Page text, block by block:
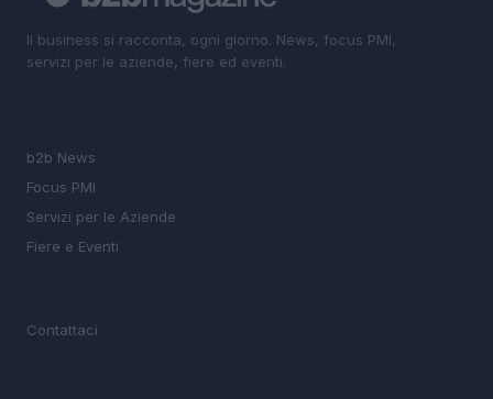
Il business si racconta, ogni giorno. News, focus PMI,
servizi per le aziende, fiere ed eventi.
b2b News
Focus PMI
Servizi per le Aziende
Fiere e Eventi
Contattaci